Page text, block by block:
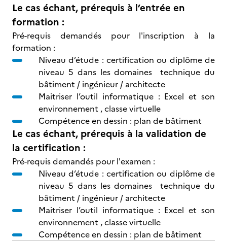
Le cas échant, prérequis à l’entrée en
formation :
Pré-requis demandés pour l'inscription à la
formation :
Niveau d’étude : certification ou diplôme de
niveau 5 dans les domaines technique du
bâtiment / ingénieur / architecte
Maitriser l’outil informatique : Excel et son
environnement , classe virtuelle
Compétence en dessin : plan de bâtiment
Le cas échant, prérequis à la validation de
la certification :
Pré-requis demandés pour l'examen :
Niveau d’étude : certification ou diplôme de
niveau 5 dans les domaines technique du
bâtiment / ingénieur / architecte
Maitriser l’outil informatique : Excel et son
environnement , classe virtuelle
Compétence en dessin : plan de bâtiment